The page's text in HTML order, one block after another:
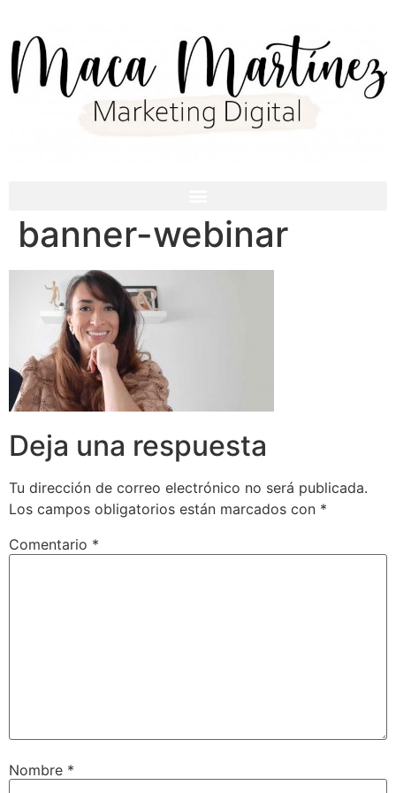
banner-webinar
Deja una respuesta
Tu dirección de correo electrónico no será publicada.
Los campos obligatorios están marcados con *
Comentario *
Nombre *